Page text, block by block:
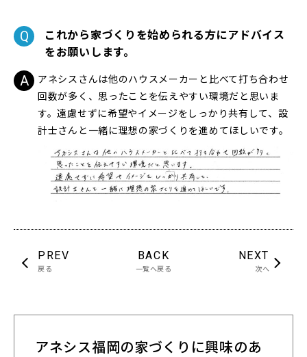
これから家づくりを始められる方にアドバイス
をお願いします。
アネシスさんは他のハウスメーカーと比べて打ち合わせ
回数が多く、思ったことを伝えやすい環境だと思いま
す。遠慮せずに希望やイメージをしっかり共有して、設
計士さんと一緒に理想の家づくりを進めてほしいです。
PREV
戻る
BACK
一覧へ戻る
NEXT
次へ
アネシス福岡の家づくりに興味のあ